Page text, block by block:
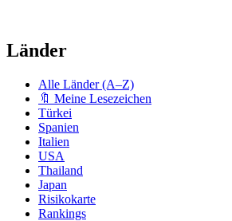
Länder
Alle Länder (A–Z)
🔖 Meine Lesezeichen
Türkei
Spanien
Italien
USA
Thailand
Japan
Risikokarte
Rankings